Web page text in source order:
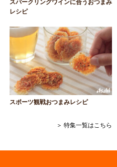
スパークリングワインに合うおつまみ
レシピ
スポーツ観戦おつまみレシピ
＞ 特集一覧はこちら